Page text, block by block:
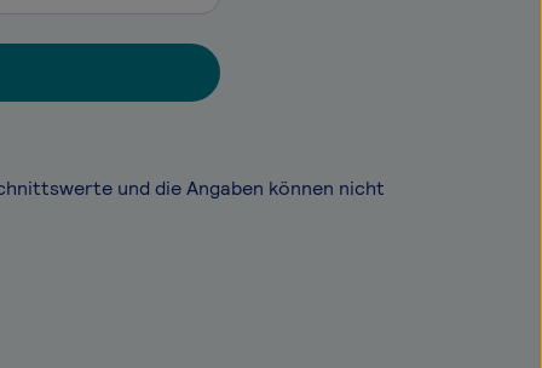
und die Angaben können nicht